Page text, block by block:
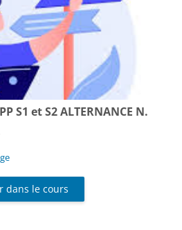
S1 et S2 ALTERNANCE N.
dans le cours